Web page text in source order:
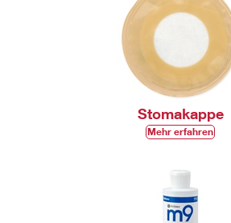
Stomakappe
Mehr erfahren